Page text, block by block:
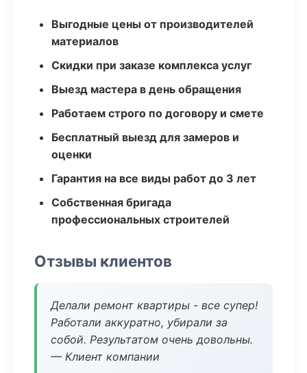
Выгодные цены от производителей
материалов
Скидки при заказе комплекса услуг
Выезд мастера в день обращения
Работаем строго по договору и смете
Бесплатный выезд для замеров и
оценки
Гарантия на все виды работ до 3 лет
Собственная бригада
профессиональных строителей
Отзывы клиентов
Делали ремонт квартиры - все супер!
Работали аккуратно, убирали за
собой. Результатом очень довольны.
— Клиент компании